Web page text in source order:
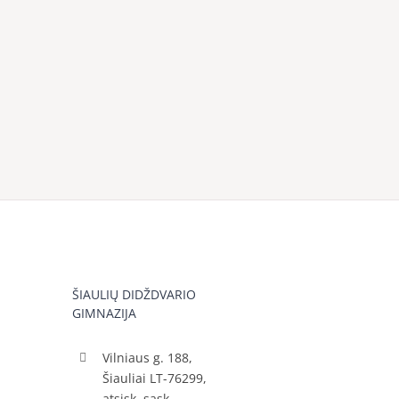
ŠIAULIŲ DIDŽDVARIO
GIMNAZIJA
Vilniaus g. 188,
Šiauliai LT-76299,